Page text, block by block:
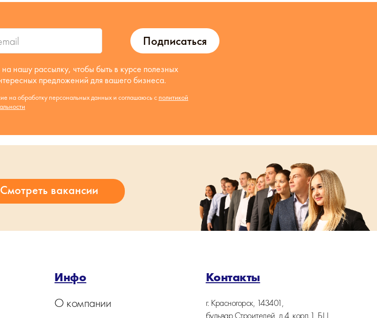
Подписаться
нашу рассылку, чтобы быть в курсе полезных
предложений для вашего бизнеса.
на обработку персональных данных и соглашаюсь с политикой
Инфо
О компании
Контакты
г. Красногорск, 143401,
бульвар Строителей, д.4, корп.1, БЦ